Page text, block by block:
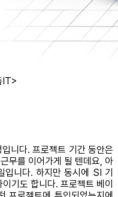
IT>
니다. 프로젝트 기간 동안은
무를 이어가게 될 텐데요, 아
입니다. 하지만 동시에 SI 기
기도 합니다. 프로젝트 베이